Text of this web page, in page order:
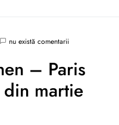
nu există comentarii
– Paris
martie